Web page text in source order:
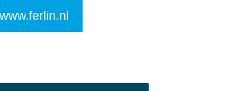
www.ferlin.nl